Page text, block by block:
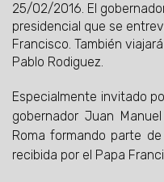
25/02/2016. El
presidencial que se
Francisco. También
Pablo Rodiguez.
Especialmente invitado
gobernador Juan
Roma formando parte
recibida por el Papa